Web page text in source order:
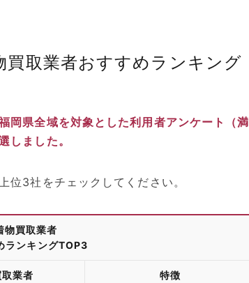
買取業者おすすめランキング
岡県全域を対象とした利用者アンケート（満
しました。
位3社をチェックしてください。
物買取業者
ランキングTOP3
取業者 特徴